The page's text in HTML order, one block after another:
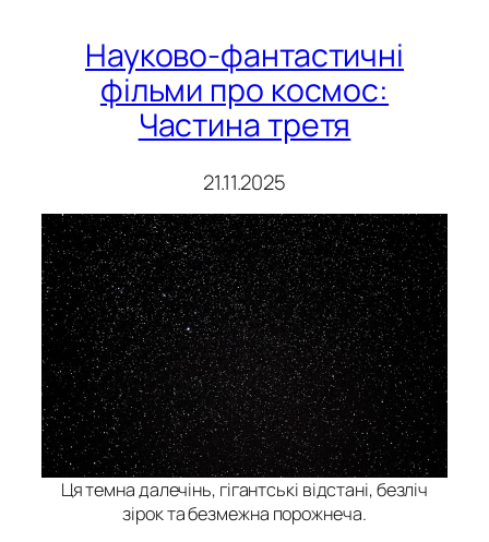
Науково-фантастичні
фільми про космос:
Частина третя
21.11.2025
Ця темна далечінь, гігантські відстані, безліч
зірок та безмежна порожнеча.